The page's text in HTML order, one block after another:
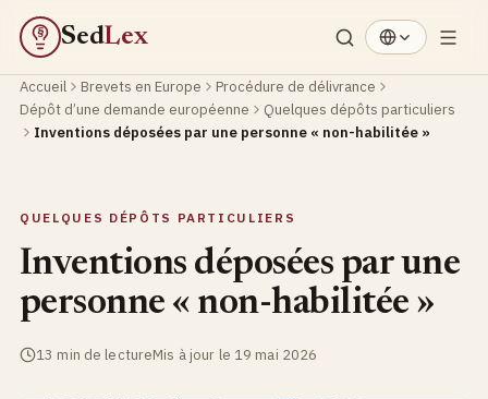
§ SedLex
Accueil Brevets en Europe
Procédure de délivrance
Dépôt d’une demande européenne
Quelques dépôts particuliers
Inventions déposées par une personne « non-habilitée »
QUELQUES DÉPÔTS PARTICULIERS
Inventions déposées par une
personne « non-habilitée »
13 min de lectureMis à jour le 19 mai 2026